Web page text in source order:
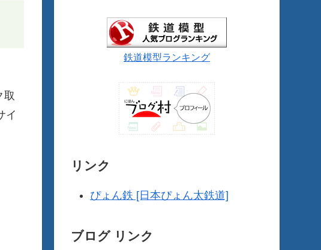
取
イ
鉄道模型ランキング
リンク
ぴょん鉄 [日本ぴょん太鉄道]
ブログ リンク